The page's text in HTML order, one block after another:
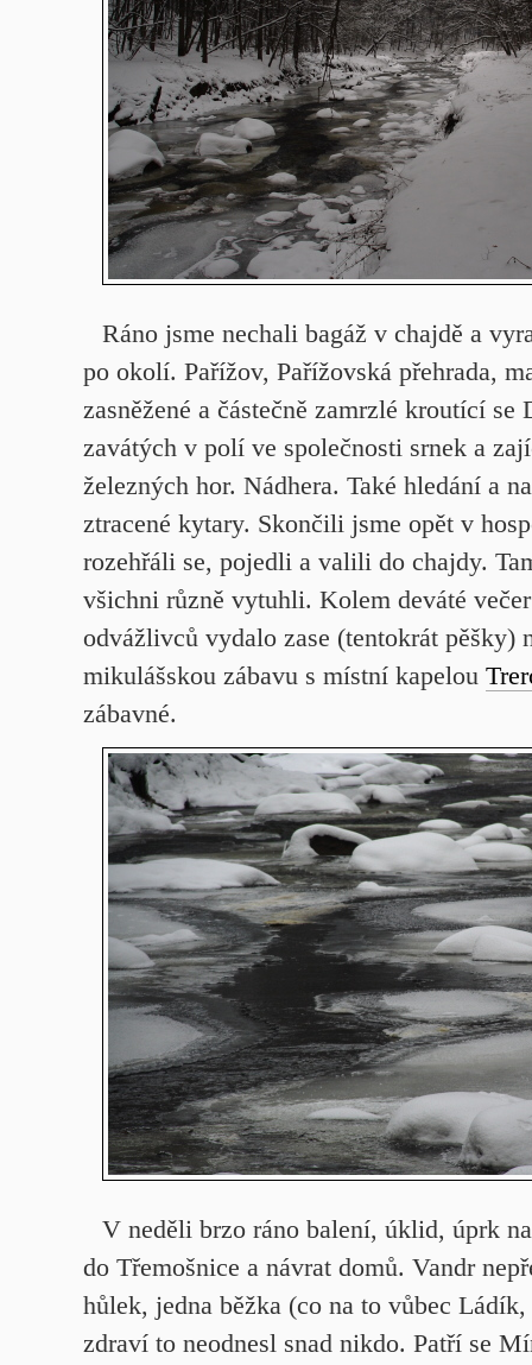
Ráno jsme nechali bagáž v chajdě a
po okolí. Pařížov, Pařížovská přehrada,
zasněžené a částečně zamrzlé kroutící se
zavátých v polí ve společnosti srnek a
železných hor. Nádhera. Také hledání a
ztracené kytary. Skončili jsme opět v
rozehřáli se, pojedli a valili do chajdy.
všichni různě vytuhli. Kolem deváté
odvážlivců vydalo zase (tentokrát pěšky)
mikulášskou zábavu s místní kapelou
zábavné.
V neděli brzo ráno balení, úklid, úprk
do Třemošnice a návrat domů. Vandr
hůlek, jedna běžka (co na to vůbec
zdraví to neodnesl snad nikdo. Patří se